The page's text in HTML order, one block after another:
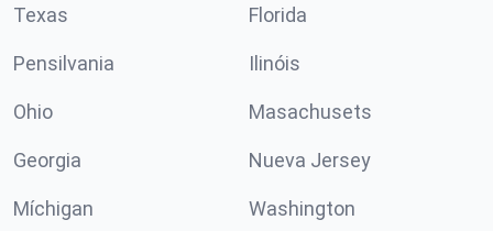
Texas Florida
Pensilvania Ilinóis
Ohio Masachusets
Georgia Nueva Jersey
Míchigan Washington